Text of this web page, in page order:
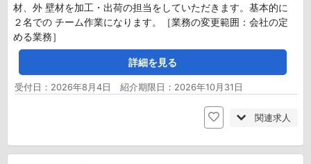
材、外 壁材を加工・出荷の担当をしていただきます。基本的に
２名での チーム作業になります。［業務の変更範囲：会社の定
める業務］
詳細を見る
受付日：2026年8月4日 紹介期限日：2026年10月31日
関連求人